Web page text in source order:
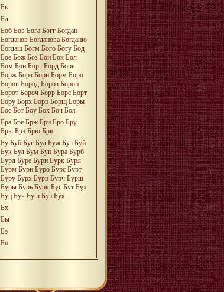
Бк
Бл
Боб Бов Бога Богг Богдан
Богданов Богданова Богданю
Богдаш Богм Бого Богу Бод
Бое Бож Боз Бой Бок Бол
Бом Бон Борг Борд Боре
Борж Борз Бори Борм Боро
Боров Бород Бороз Борон
Борот Бороч Борр Борс Борт
Бору Борх Борц Борщ Боры
Бос Бот Боу Бох Боч Боя
Бра Бре Брж Бри Бро Бру
Бры Брэ Брю Бря
Бу Буб Буг Буд Буж Буз Буй
Бук Бул Бум Бун Бура Бурб
Бурд Буре Бури Бурк Бурл
Бурм Бурн Буро Бурс Бурт
Буру Бурх Бурц Бурч Бурш
Буры Бурь Буря Бус Бут Бух
Буц Буч Буш Буэ Буя
Бх
Бы
Бэ
Бя